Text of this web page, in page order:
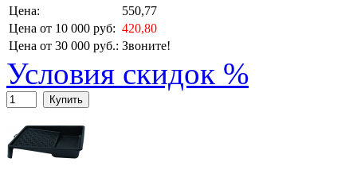
Цена:
550,77
Цена от 10 000 руб: 420,80
Цена от 30 000 руб.: Звоните!
Условия скидок %
Купить